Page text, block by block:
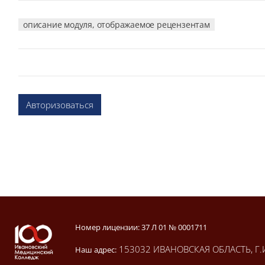
описание модуля, отображаемое рецензентам
Авторизоваться
Блоки
Номер лицензии: 37 Л 01 № 0001711
Наш адрес: 153032 ИВАНОВСКАЯ ОБЛАСТЬ,